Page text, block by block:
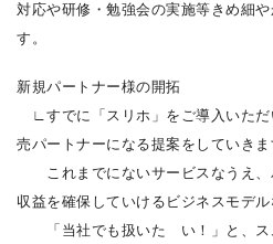
対応や研修・勉強会の実施等きめ細
す。
新規パートナー様の開拓
∟すでに「スリホ」をご導入いただ
売パートナーになる提案をしていきま
これまでにないサービスなうえ、
収益を確保していけるビジネスモデル
「当社でも扱いた い！」と、ス